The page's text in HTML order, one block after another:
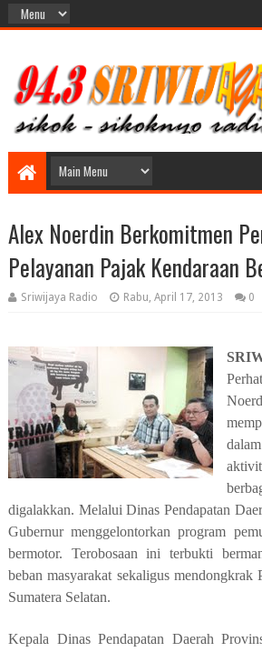
Alex Noerdin Berkomitmen
Pelayanan Pajak Kendaraan
Sriwijaya Radio Rabu, April 17, 2013 0
digalakkan. Melalui Dinas Pendapatan
Gubernur menggelontorkan program
bermotor. Terobosaan ini terbukti
beban masyarakat sekaligus mendongkrak
Sumatera Selatan.
Kepala Dinas Pendapatan Daerah